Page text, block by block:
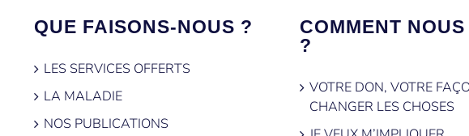
QUE FAISONS-NOUS ?
LES SERVICES OFFERTS
LA MALADIE
NOS PUBLICATIONS
COMMENT
?
VOTRE DON, VOTRE
CHANGER LES CHOSES